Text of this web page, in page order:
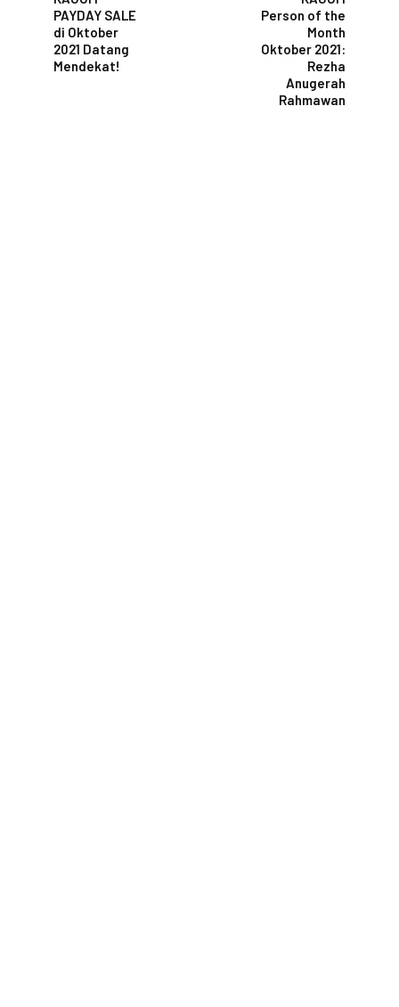
PAYDAY SALE
di Oktober
2021 Datang
Mendekat!
Person of the
Month
Oktober 2021:
Rezha
Anugerah
Rahmawan